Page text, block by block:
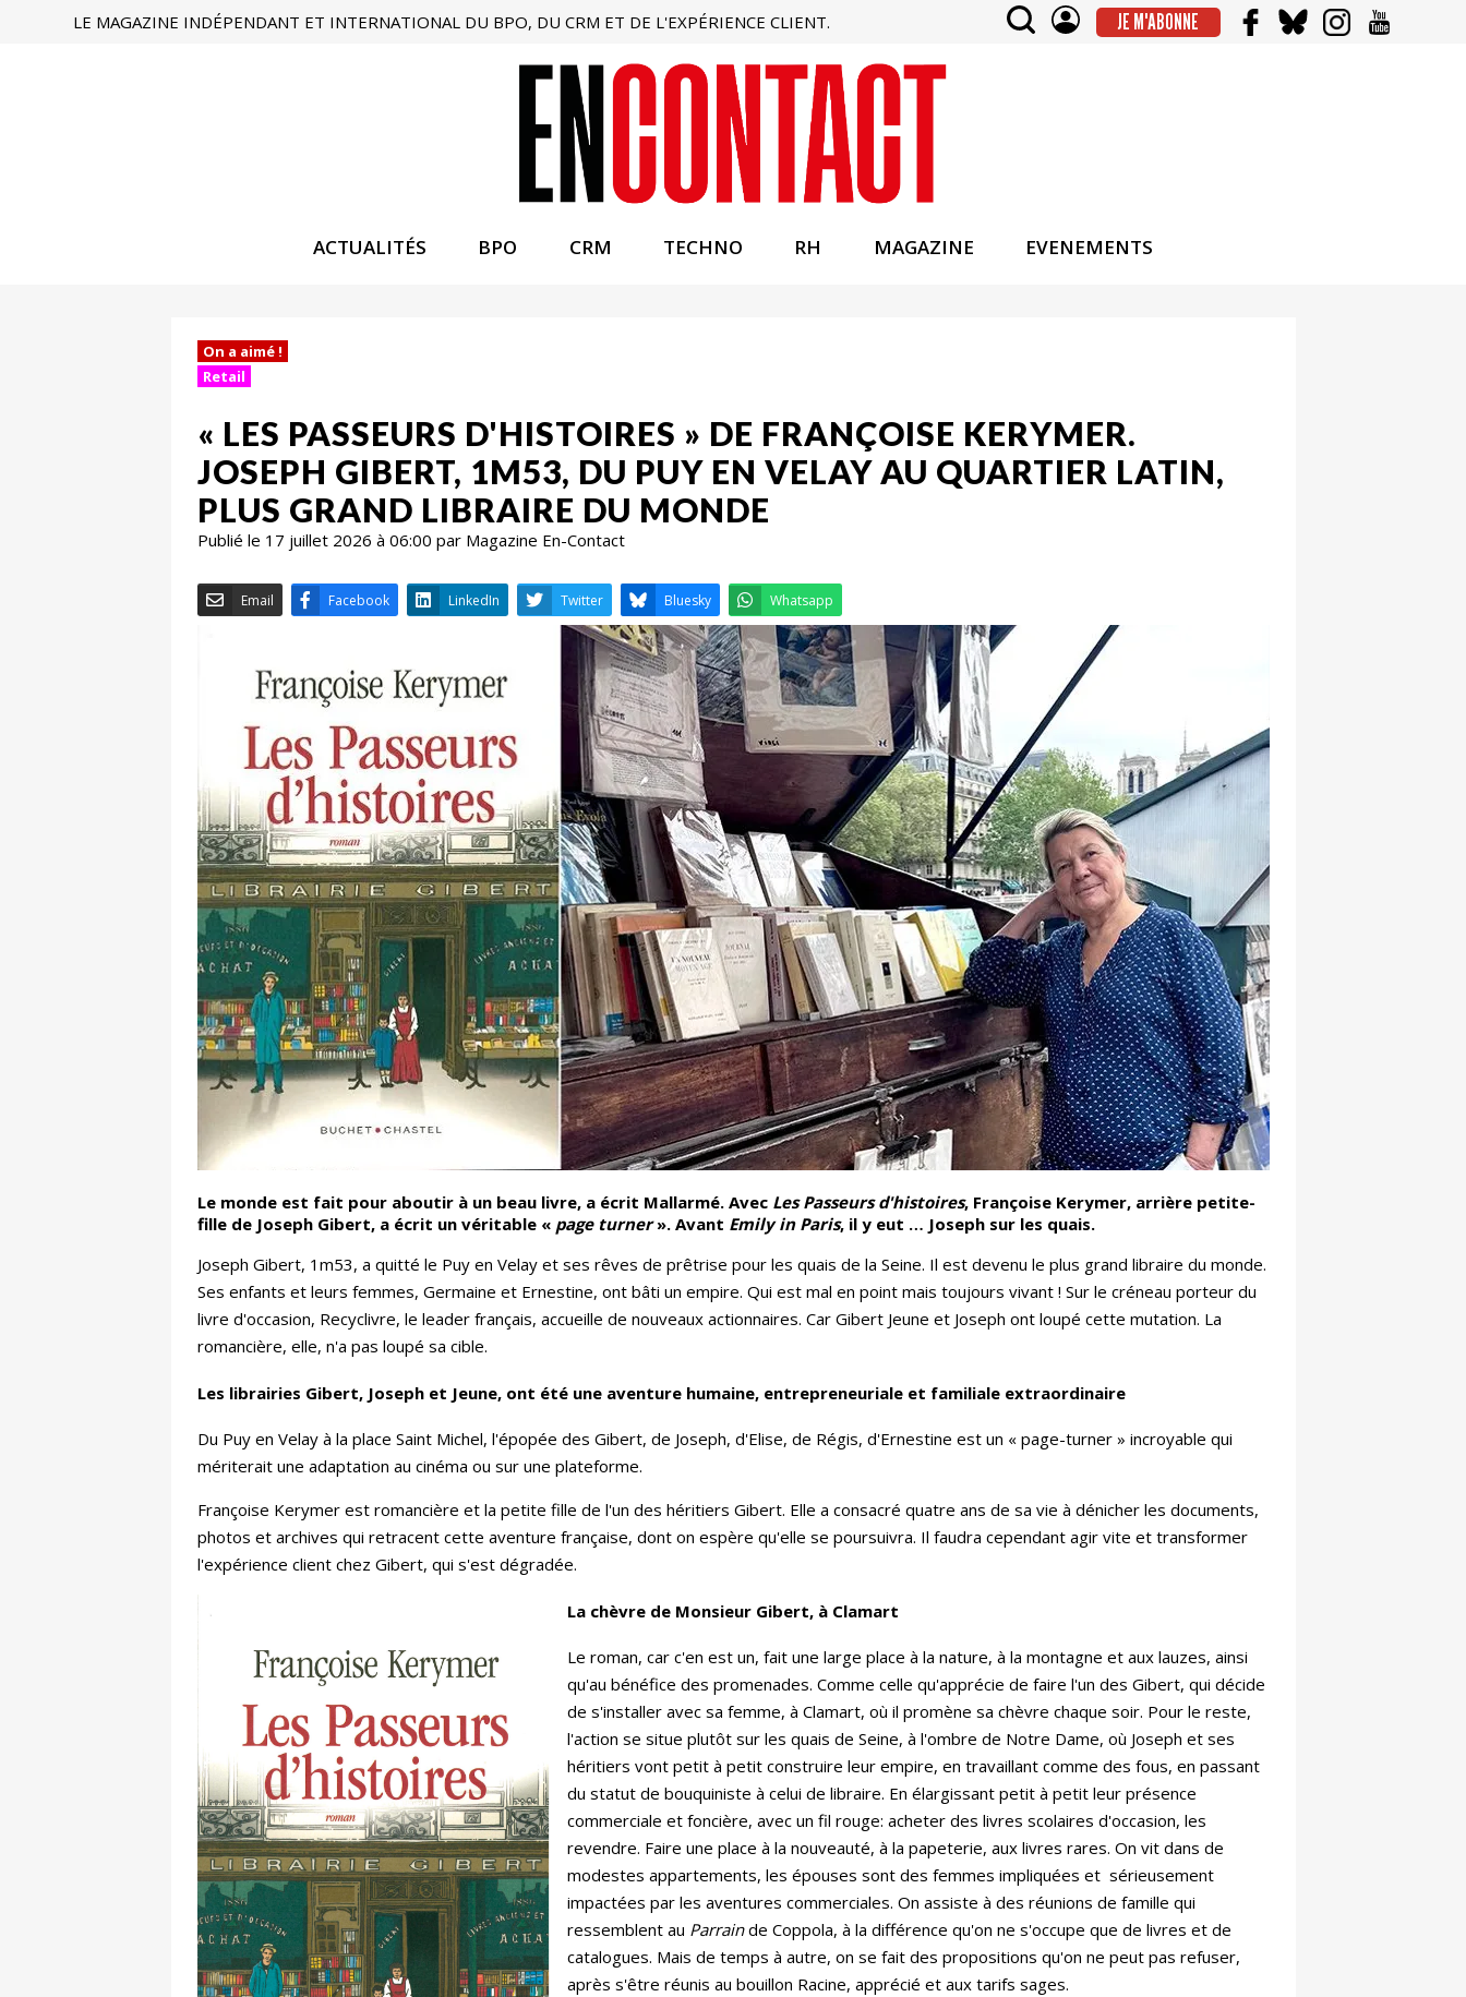
LE MAGAZINE INDÉPENDANT ET INTERNATIONAL DU BPO, DU CRM ET DE L'EXPÉRIENCE CLIENT. JE M'ABONNE
ACTUALITÉS BPO CRM TECHNO RH MAGAZINE EVENEMENTS
On a aimé !
Retail
« LES PASSEURS D'HISTOIRES » DE FRANÇOISE KERYMER.
JOSEPH GIBERT, 1M53, DU PUY EN VELAY AU QUARTIER LATIN,
PLUS GRAND LIBRAIRE DU MONDE
Publié le 17 juillet 2026 à 06:00 par Magazine En-Contact
Email Facebook LinkedIn Twitter Bluesky Whatsapp
Le monde est fait pour aboutir à un beau livre, a écrit Mallarmé. Avec Les Passeurs d'histoires, Françoise Kerymer, arrière petite-
fille de Joseph Gibert, a écrit un véritable « page turner». Avant Emily in Paris, il y eut … Joseph sur les quais.
Joseph Gibert, 1m53, a quitté le Puy en Velay et ses rêves de prêtrise pour les quais de la Seine. Il est devenu le plus grand libraire du monde.
Ses enfants et leurs femmes, Germaine et Ernestine, ont bâti un empire. Qui est mal en point mais toujours vivant ! Sur le créneau porteur du
livre d'occasion, Recyclivre, le leader français, accueille de nouveaux actionnaires. Car Gibert Jeune et Joseph ont loupé cette mutation. La
romancière, elle, n'a pas loupé sa cible.
Les librairies Gibert, Joseph et Jeune, ont été une aventure humaine, entrepreneuriale et familiale extraordinaire
Du Puy en Velay à la place Saint Michel, l'épopée des Gibert, de Joseph, d'Elise, de Régis, d'Ernestine est un « page-turner » incroyable qui
mériterait une adaptation au cinéma ou sur une plateforme.
Françoise Kerymer est romancière et la petite fille de l'un des héritiers Gibert. Elle a consacré quatre ans de sa vie à dénicher les documents,
photos et archives qui retracent cette aventure française, dont on espère qu'elle se poursuivra. Il faudra cependant agir vite et transformer
l'expérience client chez Gibert, qui s'est dégradée.
La chèvre de Monsieur Gibert, à Clamart
Le roman, car c'en est un, fait une large place à la nature, à la montagne et aux lauzes, ainsi
qu'au bénéfice des promenades. Comme celle qu'apprécie de faire l'un des Gibert, qui décide
de s'installer avec sa femme, à Clamart, où il promène sa chèvre chaque soir. Pour le reste,
l'action se situe plutôt sur les quais de Seine, à l'ombre de Notre Dame, où Joseph et ses
héritiers vont petit à petit construire leur empire, en travaillant comme des fous, en passant
du statut de bouquiniste à celui de libraire. En élargissant petit à petit leur présence
commerciale et foncière, avec un fil rouge: acheter des livres scolaires d'occasion, les
revendre. Faire une place à la nouveauté, à la papeterie, aux livres rares. On vit dans de
modestes appartements, les épouses sont des femmes impliquées et sérieusement
impactées par les aventures commerciales. On assiste à des réunions de famille qui
ressemblent au Parrainde Coppola, à la différence qu'on ne s'occupe que de livres et de
catalogues. Mais de temps à autre, on se fait des propositions qu'on ne peut pas refuser,
après s'être réunis au bouillon Racine, apprécié et aux tarifs sages.